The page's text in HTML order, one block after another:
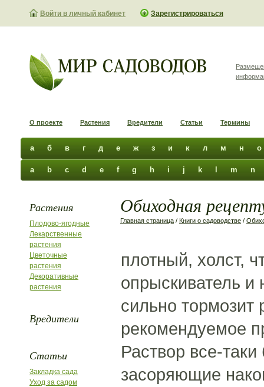
Войти в личный кабинет Зарегистрироваться
О проекте Растения Вредители Статьи Термины
а б в г д е ж з и к л м н о
a b c d e f g h i j k m n
Растения
Плодово-ягодные
Лекарственные
растения
Цветочные
растения
Декоративные
растения
Вредители
Статьи
Закладка сада
Уход за садом
Обиходная
Главная страница / Книги о садоводстве /
плотный, холст,
опрыскиватель и
сильно тормозит
рекомендуемое
Раствор все-
засоряющие